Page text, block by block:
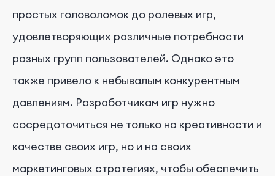
простых головоломок до ролевых игр,
удовлетворяющих различные потребности
разных групп пользователей. Однако это
также привело к небывалым конкурентным
давлениям. Разработчикам игр нужно
сосредоточиться не только на креативности и
качестве своих игр, но и на своих
маркетинговых стратегиях, чтобы обеспечить